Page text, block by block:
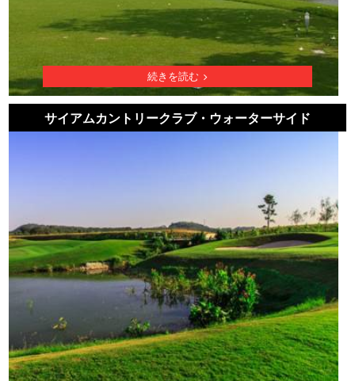
続きを読む
サイアムカントリークラブ・ウォーターサイド